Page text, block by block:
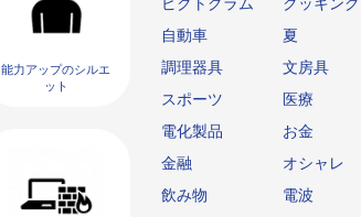
能力アップのシルエ
ット
自動車
夏
調理器具
文房具
スポーツ
医療
電化製品
お金
金融
オシャレ
飲み物
電波